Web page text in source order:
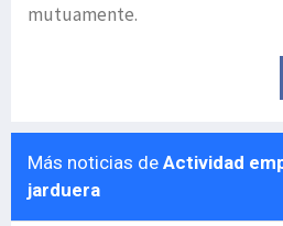
mutuamente.
Más noticias de Actividad
jarduera